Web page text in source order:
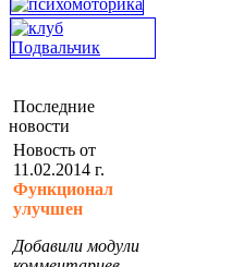
Последние
новости
Новость от
11.02.2014 г.
Функционал
улучшен
Добавили модули